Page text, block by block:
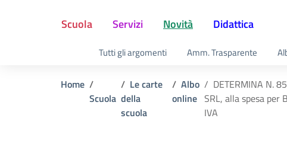
Scuola Servizi Novità Didattica
Tutti gli argomenti Amm. Trasparente
Home
Scuola
Le carte
della
scuola
Albo
online
DETERMINA N.
SRL, alla spesa
IVA